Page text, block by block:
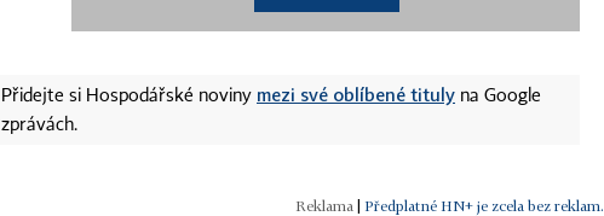
Přidejte si Hospodářské noviny mezi své oblíbené tituly na Google
zprávách.
| Předplatné HN+ je zcela bez reklam.